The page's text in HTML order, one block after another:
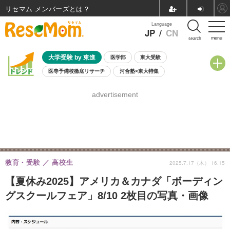
menu
Language
JP / CN search
大学受験 by 東進 医学部 東大受験
医専予備校徹底リサーチ 河合塾×東大特集
8月開催学校説明会・相談会
advertisement
【夏休み2025】アメリカ＆カナダ「ボーディン
グスクールフェア」8/10 2枚目の写真・画像
教育・受験 高校生 2025.7.17（木） 16:15
リセマム メンバーズ